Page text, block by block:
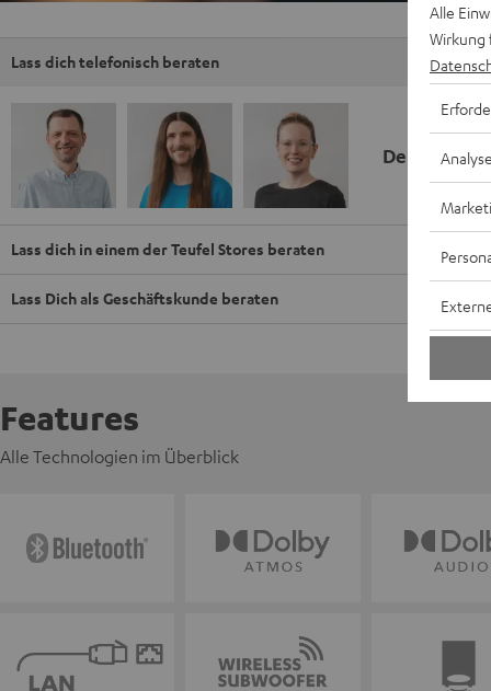
Lass dich telefonisch beraten
Deine
Lass dich in einem der Teufel Stores beraten
Lass Dich als Geschäftskunde beraten
Features
Alle Technologien im Überblick
Alle
Wirkung
Analyse